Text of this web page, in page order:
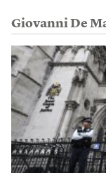
Giovanni De